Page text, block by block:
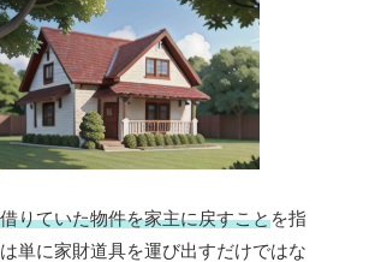
りていた物件を家主に戻すことを指
単に家財道具を運び出すだけではな